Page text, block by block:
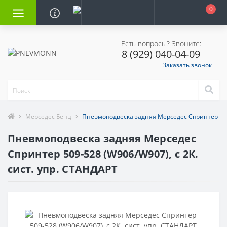
0
Есть вопросы? Звоните:
8 (929) 040-04-09
Заказать звонок
Мерседес Бенц Пневмоподвеска задняя Мерседес Спринтер
Пневмоподвеска задняя Мерседес
Спринтер 509-528 (W906/W907), с 2К.
сист. упр. СТАНДАРТ